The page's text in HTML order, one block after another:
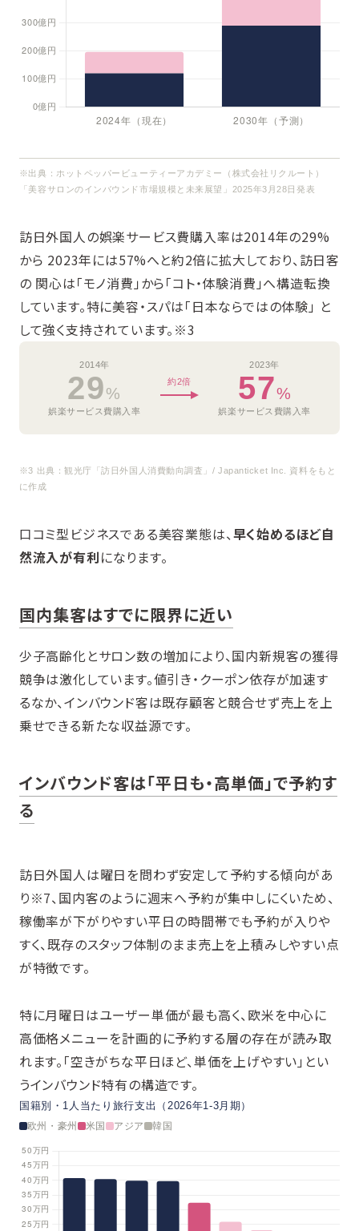
※出典：ホットペッパービューティーアカデミー（株式会社リクルート）
「美容サロンのインバウンド市場規模と未来展望」2025年3月28日発表
訪日外国人の娯楽サービス費購入率は2014年の29%
から 2023年には57%へと約2倍に拡大しており、訪日客
の 関心は「モノ消費」から「コト・体験消費」へ構造転換
しています。特に美容・スパは「日本ならではの体験」 と
して強く支持されています。※3
2014年
29%
娯楽サービス費購入率
約2倍
2023年
57%
娯楽サービス費購入率
※3 出典：観光庁「訪日外国人消費動向調査」/ Japanticket Inc. 資料をもと
に作成
口コミ型ビジネスである美容業態は、早く始めるほど自
然流入が有利になります。
国内集客はすでに限界に近い
少子高齢化とサロン数の増加により、国内新規客の獲得
競争は激化しています。値引き・クーポン依存が加速す
るなか、インバウンド客は既存顧客と競合せず売上を上
乗せできる新たな収益源です。
インバウンド客は「平日も・高単価」で予約す
る
訪日外国人は曜日を問わず安定して予約する傾向があ
り※7、国内客のように週末へ予約が集中しにくいため、
稼働率が下がりやすい平日の時間帯でも予約が入りや
すく、既存のスタッフ体制のまま売上を上積みしやすい点
が特徴です。
特に月曜日はユーザー単価が最も高く、欧米を中心に
高価格メニューを計画的に予約する層の存在が読み取
れます。「空きがちな平日ほど、単価を上げやすい」とい
うインバウンド特有の構造です。
国籍別・1人当たり旅行支出（2026年1-3月期）
欧州・豪州 米国 アジア 韓国